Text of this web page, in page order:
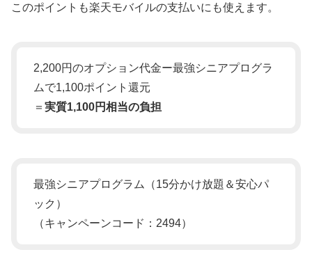
このポイントも楽天モバイルの支払いにも使えます。
2,200円のオプション代金ー最強シニアプログラ
ムで1,100ポイント還元
＝ 実質1,100円相当の負担
最強シニアプログラム（15分かけ放題＆安心パ
ック）
（キャンペーンコード：2494）